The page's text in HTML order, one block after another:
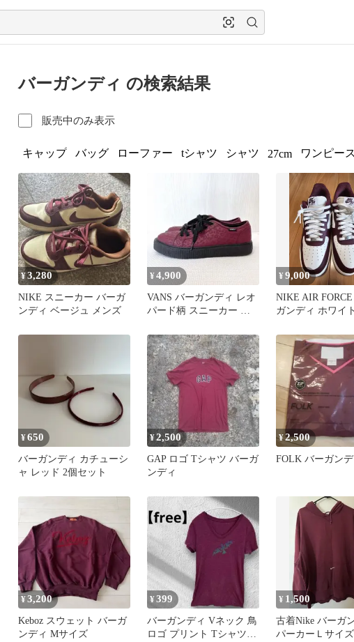
バーガンディ の検索結果
販売中のみ表示
キャップ バッグ ローファー tシャツ シャツ 27cm ワンピース
¥3,280
NIKE スニーカー バーガ
ンディ ベージュ メンズ
¥4,900
VANS バーガンディ レオ
パード柄 スニーカー ボ
¥9,000
NIKE AIR
ガンディ ホワイ
¥650
バーガンディ カチューシ
ャ レッド 2個セット
¥2,500
GAP ロゴ Tシャツ バーガ
ンディ
¥2,500
FOLK バーガン
¥3,200
Keboz スウェット バーガ
ンディ Mサイズ
¥399
バーガンディ Vネック 鳥
ロゴ プリント Tシャツ
¥ 1,500
古着Nike バーガ
パーカーＬサイズ